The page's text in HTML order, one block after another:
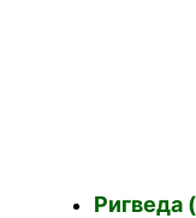
Ригведа